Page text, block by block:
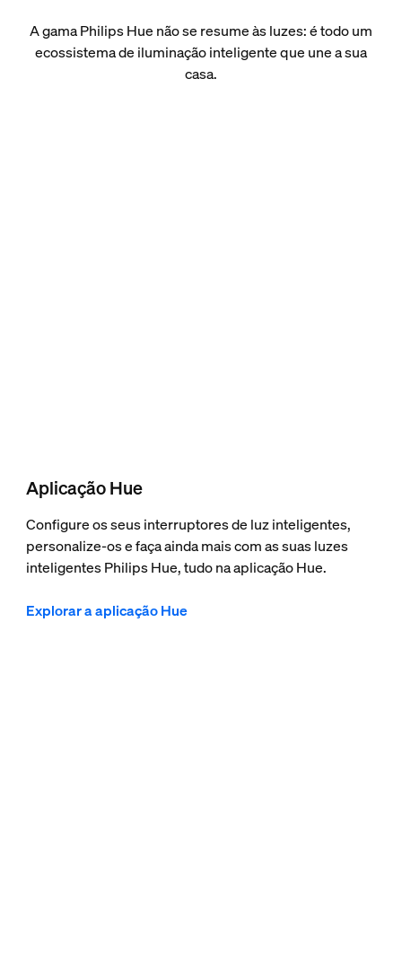
A gama Philips Hue não se resume às luzes: é todo um
ecossistema de iluminação inteligente que une a sua
casa.
Aplicação Hue
Configure os seus interruptores de luz inteligentes,
personalize-os e faça ainda mais com as suas luzes
inteligentes Philips Hue, tudo na aplicação Hue.
Explorar a aplicação Hue